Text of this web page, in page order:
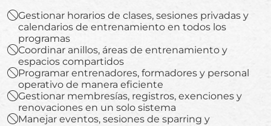
Gestionar horarios de clases, sesiones privadas y
calendarios de entrenamiento en todos los
programas
Coordinar anillos, áreas de entrenamiento y
espacios compartidos
Programar entrenadores, formadores y personal
operativo de manera eficiente
Gestionar membresías, registros, exenciones y
renovaciones en un solo sistema
Manejar eventos, sesiones de sparring y